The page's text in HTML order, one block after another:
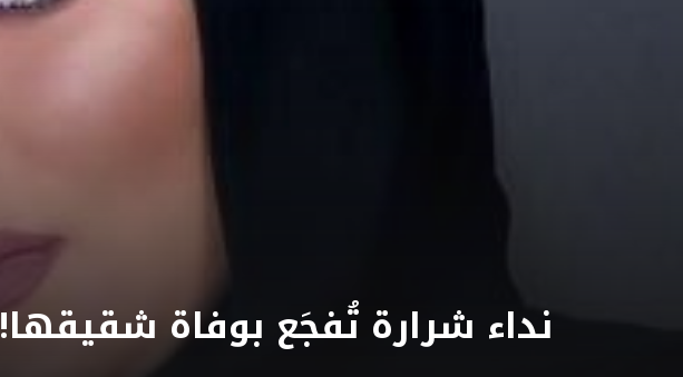
نداء شرارة تُفجَع بوفاة شقيقها!